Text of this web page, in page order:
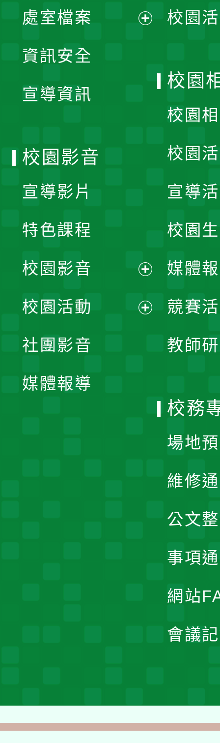
單
處室檔案
資訊安全
宣導資訊
校園
校園
校園
校園
宣導
校園
媒體
競賽
教師
校園影音
宣導影片
特色課程
校園影音
開
校園活動
社團影音
媒體報導
校務
場地
維修
公文
事項
網站
會議